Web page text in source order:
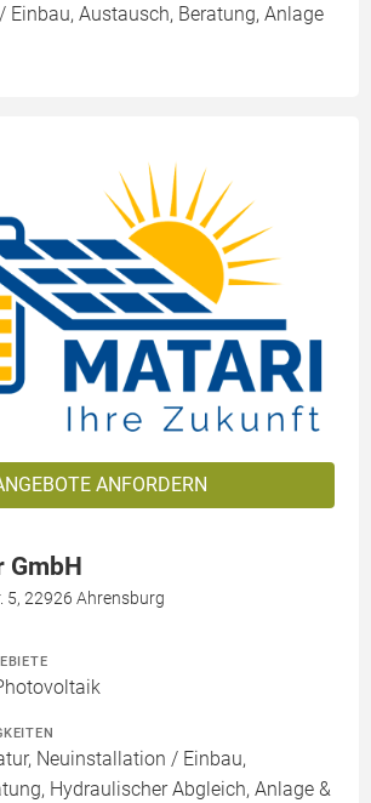
Austausch, Beratung, Anlage
ANFORDERN
GmbH
5, 22926 Ahrensburg
Neuinstallation / Einbau,
Hydraulischer Abgleich, Anlage &